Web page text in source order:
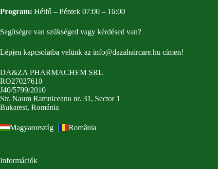
Program: Hétfő – Péntek 07:00 – 16:00
Segítségre van szükséged vagy kérdésed van?
Lépjen kapcsolatba velünk az info@dazahaircare.hu címen!
DA&ZA PHARMACHEM SRL
RO27027610
J40/5799/2010
Str. Naum Ramniceanu nr. 31, Sector 1
Bukarest, Románia
Magyarország România
Információk